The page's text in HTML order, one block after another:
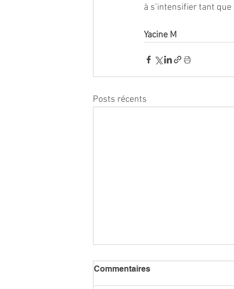
à s’intensifier tant
Yacine M
Posts récents
Commentaires